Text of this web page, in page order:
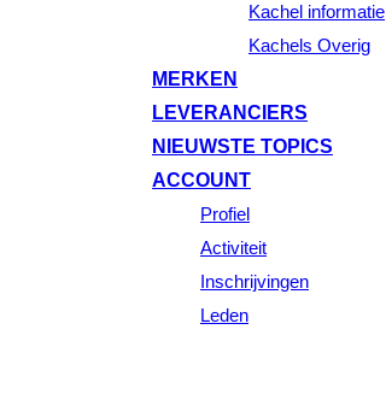
Kachel informatie
Kachels Overig
MERKEN
LEVERANCIERS
NIEUWSTE TOPICS
ACCOUNT
Profiel
Activiteit
Inschrijvingen
Leden